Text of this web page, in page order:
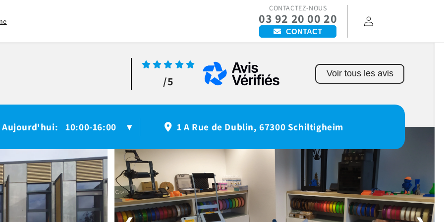
CONTACTEZ-NOUS
03 92 20 00 20
CONTACT
Connexion
/5
Voir tous les avis
Aujourd'hui: 10:00-16:00 ▾ 1 A Rue de Dublin, 67300 Schiltigheim